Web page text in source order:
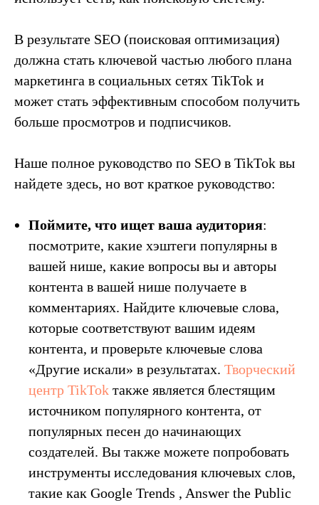
В результате SEO (поисковая оптимизация)
должна стать ключевой частью любого плана
маркетинга в социальных сетях TikTok и
может стать эффективным способом получить
больше просмотров и подписчиков.
Наше полное руководство по SEO в TikTok вы
найдете здесь, но вот краткое руководство:
Поймите, что ищет ваша аудитория:
посмотрите, какие хэштеги популярны в
вашей нише, какие вопросы вы и авторы
контента в вашей нише получаете в
комментариях. Найдите ключевые слова,
которые соответствуют вашим идеям
контента, и проверьте ключевые слова
«Другие искали» в результатах. Творческий
центр TikTok также является блестящим
источником популярного контента, от
популярных песен до начинающих
создателей. Вы также можете попробовать
инструменты исследования ключевых слов,
такие как Google Trends , Answer the Public